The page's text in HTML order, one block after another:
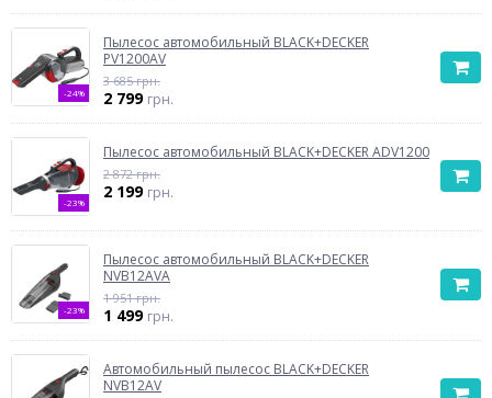
-24%
Пылесос автомобильный BLACK+DECKER
PV1200AV
3 685 грн.
2 799 грн.
-23%
Пылесос автомобильный BLACK+DECKER ADV1200
2 872 грн.
2 199 грн.
-23%
Пылесос автомобильный BLACK+DECKER
NVB12AVA
1 951 грн.
1 499 грн.
Автомобильный пылесос BLACK+DECKER
NVB12AV